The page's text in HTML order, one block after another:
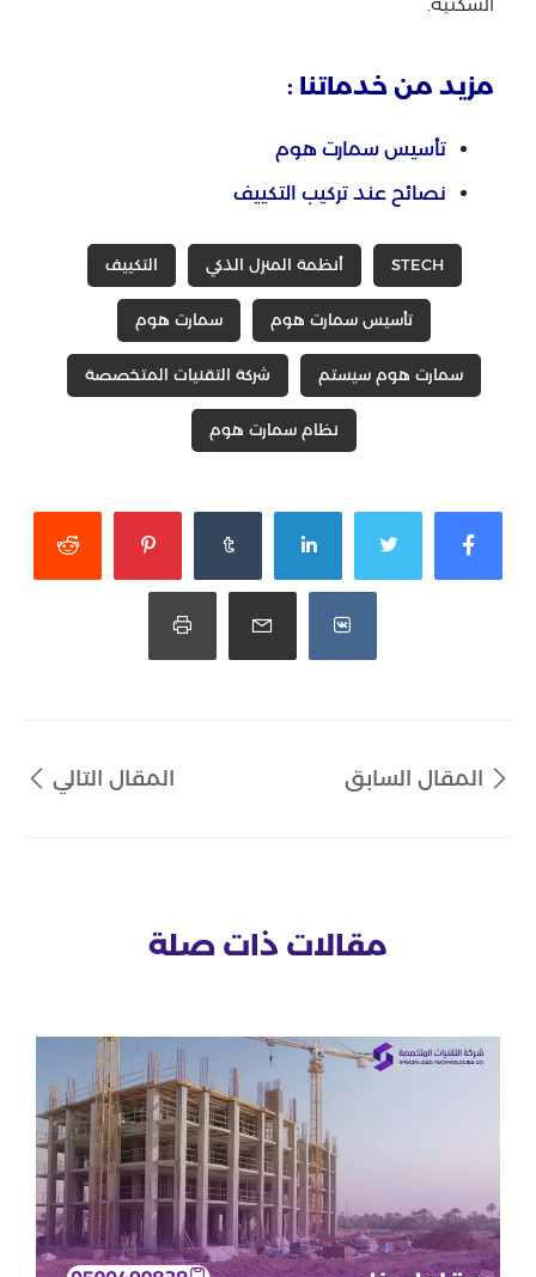
مزيد من خدماتنا :
تأسيس سمارت هوم
نصائح عند تركيب التكييف
STECH أنظمة المنزل الذكي التكييف
تأسيس سمارت هوم سمارت هوم
سمارت هوم سيستم شركة التقنيات المتخصصة
نظام سمارت هوم
المقال السابق المقال التالي
مقالات ذات صلة